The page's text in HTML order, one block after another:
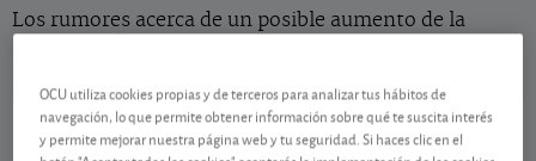
Los rumores acerca de un posible aumento de la
FCC
ES0122060314
11,04 EUR
OCU utiliza cookies propias y de terceros para analizar tus hábitos de
navegación, lo que permite obtener información sobre qué te suscita interés
y permite mejorar nuestra página web y tu seguridad. Si haces clic en el